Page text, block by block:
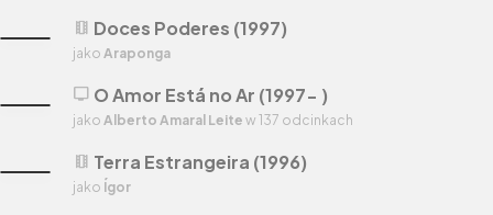
theaters Doces Poderes (1997)
jako Araponga
theaters Terra Estrangeira (1996)
jako Ígor
tv O Amor Está no Ar (1997- )
jako Alberto Amaral Leite w 137 odcinkach